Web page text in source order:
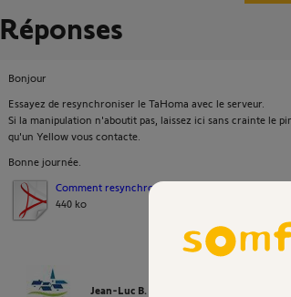
Réponses
Bonjour
Essayez de resynchroniser le TaHoma avec le serveur.
Si la manipulation n'aboutit pas, laissez ici sans crainte le
qu'un Yellow vous contacte.
Bonne journée.
Comment resynchro...
440 ko
Jean-Luc B.